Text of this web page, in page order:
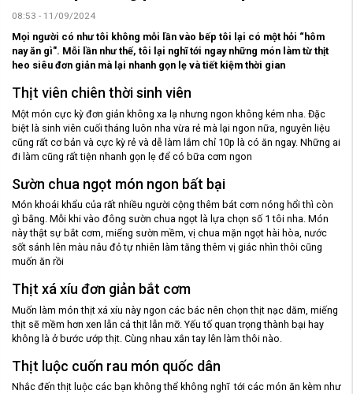
08:53 - 11/09/2024
Mọi người có như tôi không mỗi lần vào bếp tôi lại có một hỏi “hôm
nay ăn gì". Mỗi lần như thế, tôi lại nghĩ tới ngay những món làm từ thịt
heo siêu đơn giản mà lại nhanh gọn lẹ và tiết kiệm thời gian
Thịt viên chiên thời sinh viên
Một món cực kỳ đơn giản không xa lạ nhưng ngon không kém nha. Đặc
biệt là sinh viên cuối tháng luôn nha vừa rẻ mà lại ngon nữa, nguyên liệu
cũng rất cơ bản và cực kỳ rẻ và dễ làm lắm chỉ 10p là có ăn ngay. Những ai
đi làm cũng rất tiện nhanh gọn lẹ để có bữa cơm ngon
Sườn chua ngọt món ngon bất bại
Món khoái khẩu của rất nhiều người cộng thêm bát cơm nóng hổi thì còn
gì bằng. Mỗi khi vào đông sườn chua ngọt là lựa chọn số 1 tôi nha. Món
này thật sự bắt cơm, miếng sườn mềm, vị chua mặn ngọt hài hòa, nước
sốt sánh lên màu nâu đỏ tự nhiên làm tăng thêm vị giác nhìn thôi cũng
muốn ăn rồi
Thịt xá xíu đơn giản bắt cơm
Muốn làm món thịt xá xíu này ngon các bác nên chọn thịt nạc dăm, miếng
thịt sẽ mềm hơn xen lẫn cả thịt lẫn mỡ. Yếu tố quan trọng thành bại hay
không là ở bước ướp thịt. Cùng nhau xắn tay lên làm thôi nào.
Thịt luộc cuốn rau món quốc dân
Nhắc đến thịt luộc các bạn không thể không nghĩ tới các món ăn kèm như